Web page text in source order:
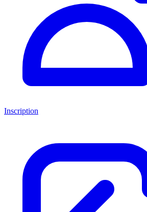
Inscription